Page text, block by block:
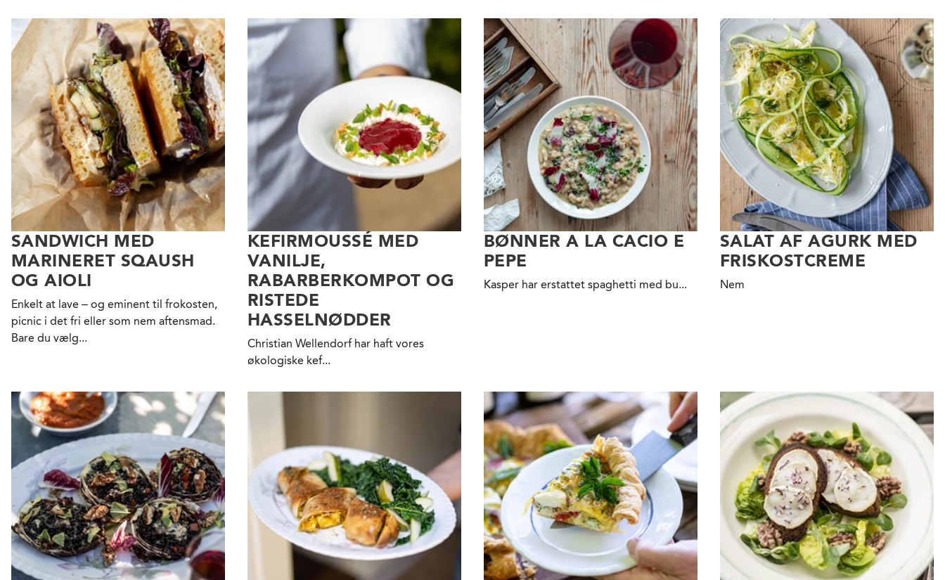
SANDWICH MED
MARINERET SQAUSH
OG AIOLI
Enkelt at lave – og eminent til frokosten,
picnic i det fri eller som nem aftensmad.
Bare du vælg...
KEFIRMOUSSÉ MED
VANILJE,
RABARBERKOMPOT OG
RISTEDE
HASSELNØDDER
Christian Wellendorf har haft vores
økologiske kef...
BØNNER A LA CACIO E
PEPE
Kasper har erstattet spaghetti med bu...
SALAT AF AGURK MED
FRISKOSTCREME
Nem